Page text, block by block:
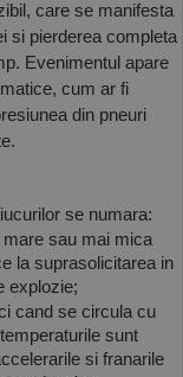
care se manifesta
si pierderea completa
Evenimentul apare
cum ar fi
din pneuri
se numara:
sau mai mica
la suprasolicitarea in
explozie;
cand se circula cu
sunt
si franarile